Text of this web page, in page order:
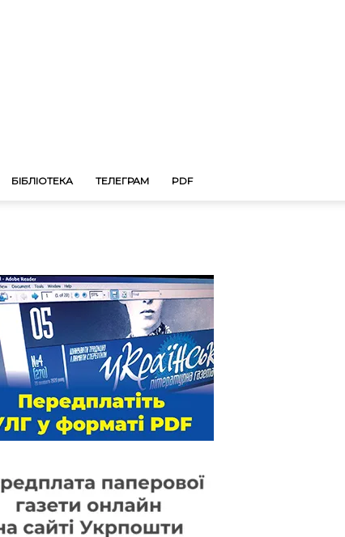
БІБЛІОТЕКА ТЕЛЕГРАМ PDF